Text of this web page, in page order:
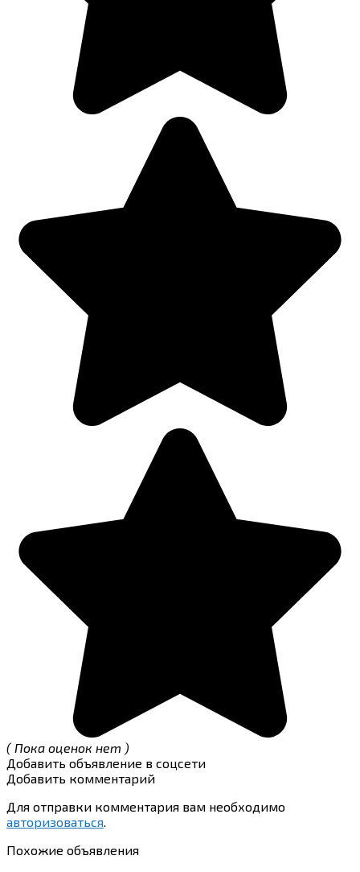
( Пока оценок нет )
Добавить объявление в соцсети
Добавить комментарий
Для отправки комментария вам необходимо
авторизоваться.
Похожие объявления